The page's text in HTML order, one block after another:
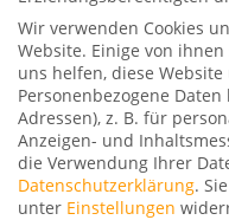
gelingt,
Rede
Damit
nicht
eine
Wir verwenden Cookies
Website. Einige von
uns helfen, diese
Personenbezogene
Adressen), z. B. für
Anzeigen- und
die Verwendung Ihrer
Datenschutzerklärung.
unter Einstellungen